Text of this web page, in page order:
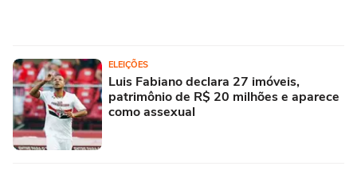
ELEIÇÕES
Luis Fabiano declara 27 imóveis,
patrimônio de R$ 20 milhões e aparece
como assexual